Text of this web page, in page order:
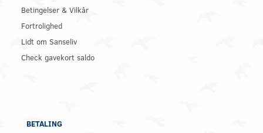
Betingelser & Vilkår
Fortrolighed
Lidt om Sanseliv
Check gavekort saldo
BETALING